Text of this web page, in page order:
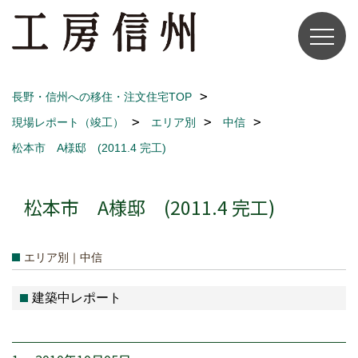
長野・信州への移住・注文住宅TOP
現場レポート（竣工）
エリア別
中信
松本市 A様邸 (2011.4 完工)
松本市 A様邸 (2011.4 完工)
エリア別｜中信
建築中レポート